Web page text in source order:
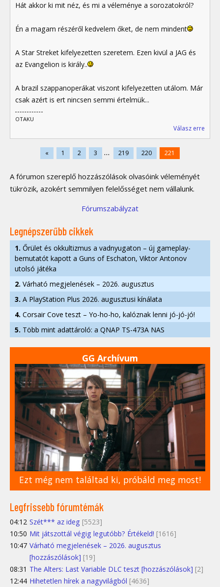
Hát akkor ki mit néz, és mi a véleménye a sorozatokról?
Én a magam részéről kedvelem őket, de nem mindent
A Star Streket kifelyezetten szeretem. Ezen kivül a JAG és
az Evangelion is király..
A brazil szappanoperákat viszont kifelyezetten utálom. Már
csak azért is ert nincsen semmi értelmük...
OTAKU
Válasz erre
« 1 2 3 ... 219 220 221
A fórumon szereplő hozzászólások olvasóink véleményét
tükrözik, azokért semmilyen felelősséget nem vállalunk.
Fórumszabályzat
Legnépszerűbb cikkek
1. Őrület és okkultizmus a vadnyugaton – új gameplay-
bemutatót kapott a Guns of Eschaton, Viktor Antonov
utolsó játéka
2. Várható megjelenések – 2026. augusztus
3. A PlayStation Plus 2026. augusztusi kínálata
4. Corsair Cove teszt – Yo-ho-ho, kalóznak lenni jó-jó-jó!
5. Több mint adattároló: a QNAP TS-473A NAS
GG Archívum
Ezt még nem találtad ki, próbáld meg most!
Legfrissebb fórumtémák
04:12 Szét*** az ideg [5523]
10:50 Mit játszottál végig legutóbb? Értékeld! [1616]
10:47 Várható megjelenések – 2026. augusztus
[hozzászólások] [19]
08:31 The Alters: Last Variable DLC teszt [hozzászólások] [2]
12:44 Hihetetlen hírek a nagyvilágból [4636]